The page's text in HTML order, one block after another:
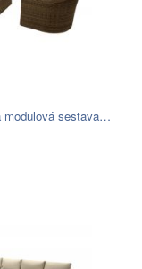
modulová sestava…